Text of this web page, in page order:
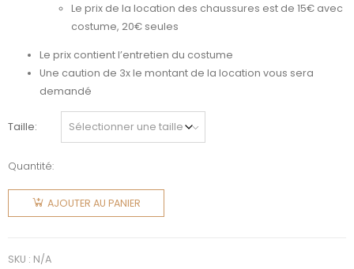
Le prix de la location des chaussures est de 15€ avec
costume, 20€ seules
Le prix contient l’entretien du costume
Une caution de 3x le montant de la location vous sera
demandé
Taille
Quantité:
quantité
de Prince
of Persia
AJOUTER AU PANIER
SKU : N/A